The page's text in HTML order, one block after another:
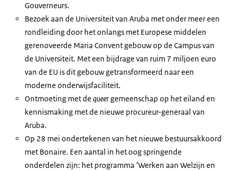
Gouverneurs.
Bezoek aan de Universiteit van Aruba met onder meer een
rondleiding door het onlangs met Europese middelen
gerenoveerde Maria Convent gebouw op de Campus van
de Universiteit. Met een bijdrage van ruim 7 miljoen euro
van de EU is dit gebouw getransformeerd naar een
moderne onderwijsfaciliteit.
Ontmoeting met de queergemeenschap op het eiland en
kennismaking met de nieuwe procureur-generaal van
Aruba.
Op 28 mei ondertekenen van het nieuwe bestuursakkoord
met Bonaire. Een aantal in het oog springende
onderdelen zijn: het programma ‘Werken aan Welzijn en